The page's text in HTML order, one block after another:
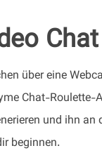
Chat
über eine
Chat-Roulette-
und ihn an
beginnen.